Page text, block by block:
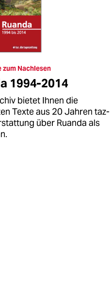
zum Nachlesen
1994-2014
bietet Ihnen die
Texte aus 20 Jahren taz-
über Ruanda als